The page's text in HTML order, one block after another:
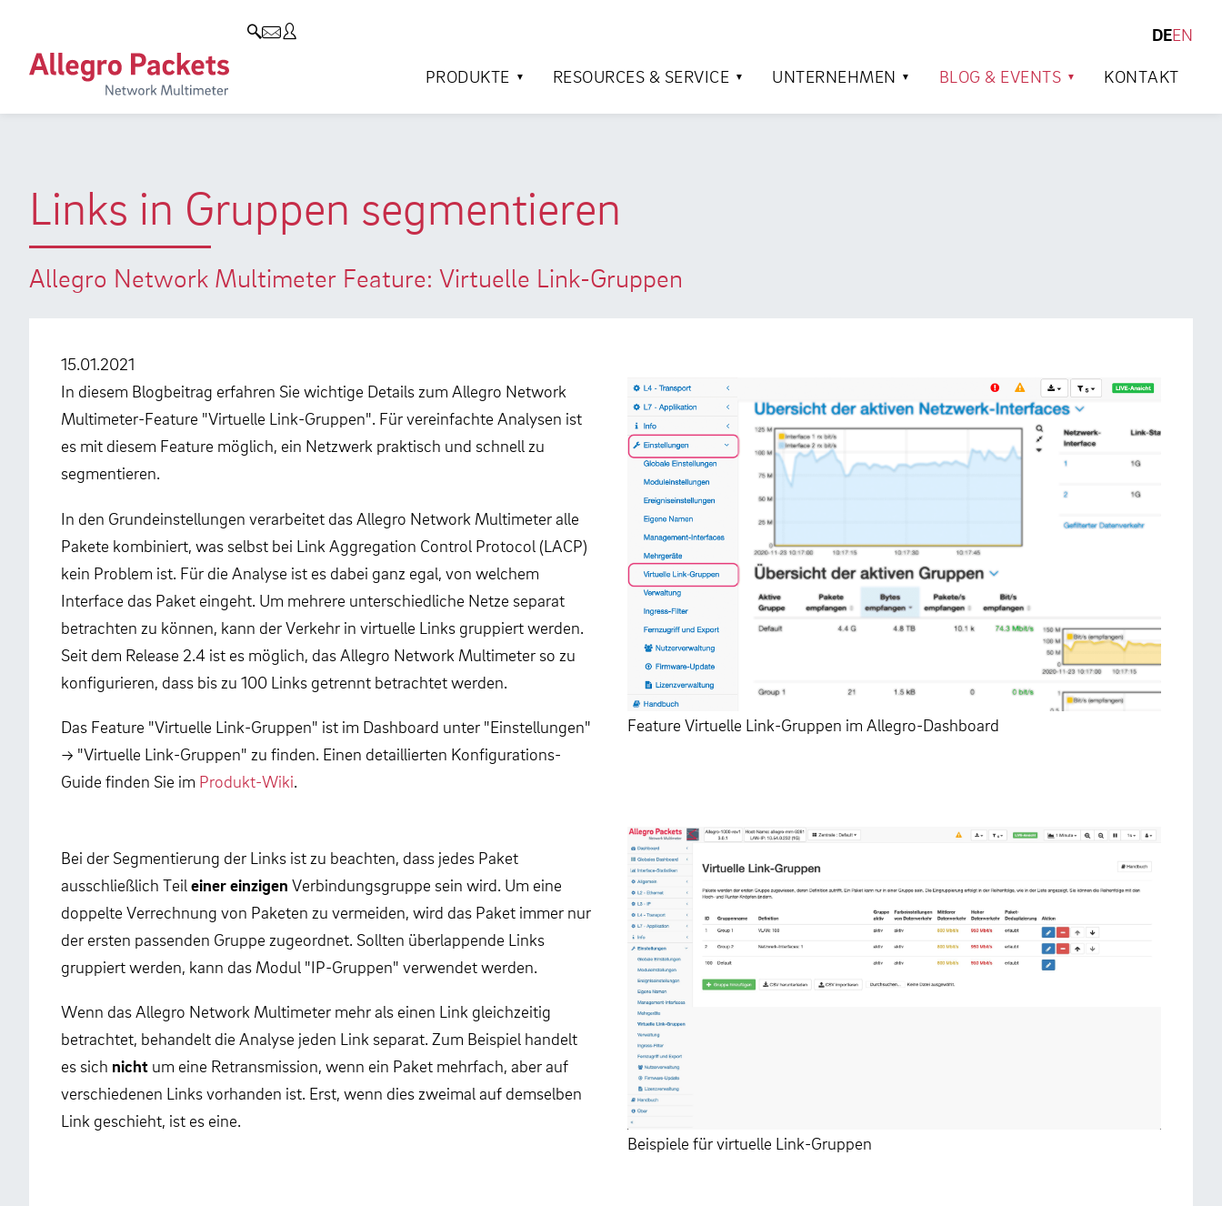
DEEN
PRODUKTE
RESOURCES & SERVICE UNTERNEHMEN BLOG & EVENTS KONTAKT
Links in Gruppen segmentieren
Allegro Network Multimeter Feature: Virtuelle Link-Gruppen
15.01.2021
In diesem Blogbeitrag erfahren Sie wichtige Details zum Allegro Network
Multimeter-Feature "Virtuelle Link-Gruppen". Für vereinfachte Analysen ist
es mit diesem Feature möglich, ein Netzwerk praktisch und schnell zu
segmentieren.
In den Grundeinstellungen verarbeitet das Allegro Network Multimeter alle
Pakete kombiniert, was selbst bei Link Aggregation Control Protocol (LACP)
kein Problem ist. Für die Analyse ist es dabei ganz egal, von welchem
Interface das Paket eingeht. Um mehrere unterschiedliche Netze separat
betrachten zu können, kann der Verkehr in virtuelle Links gruppiert werden.
Seit dem Release 2.4 ist es möglich, das Allegro Network Multimeter so zu
konfigurieren, dass bis zu 100 Links getrennt betrachtet werden.
Das Feature "Virtuelle Link-Gruppen" ist im Dashboard unter "Einstellungen"
→ "Virtuelle Link-Gruppen" zu finden. Einen detaillierten Konfigurations-
Guide finden Sie im Produkt-Wiki.
Feature Virtuelle Link-Gruppen im Allegro-Dashboard
Bei der Segmentierung der Links ist zu beachten, dass jedes Paket
ausschließlich Teil einer einzigen Verbindungsgruppe sein wird. Um eine
doppelte Verrechnung von Paketen zu vermeiden, wird das Paket immer nur
der ersten passenden Gruppe zugeordnet. Sollten überlappende Links
gruppiert werden, kann das Modul "IP-Gruppen" verwendet werden.
Wenn das Allegro Network Multimeter mehr als einen Link gleichzeitig
betrachtet, behandelt die Analyse jeden Link separat. Zum Beispiel handelt
es sich nicht um eine Retransmission, wenn ein Paket mehrfach, aber auf
verschiedenen Links vorhanden ist. Erst, wenn dies zweimal auf demselben
Link geschieht, ist es eine.
Beispiele für virtuelle Link-Gruppen
Allegro Network Multimeter
Analyse-Module
Resources & Service
Use Cases
Solution Briefs
Case Studies
Videos
Support
Training
Unternehmen
Unternehmen
Kunden
Umweltschutz
Forschung und Lehre